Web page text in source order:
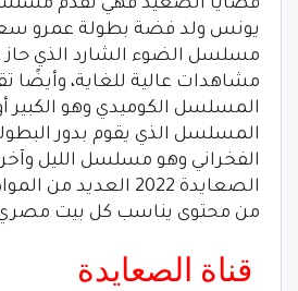
قضايا الصعيد فهي تقدم
يونس ولد فضة بطولة عمرو
مسلسل الضوء الشارد الذي
مشاهدات عالية للغاية، وأيضًا
المسلسل الكوميدي وهو الكبير
المسلسل الذي يقوم بدور
الفخراني وهو مسلسل الليل
الصعايدة 2022 العديد
من محتوى يناسب كل بيت
قناة الصعايدة